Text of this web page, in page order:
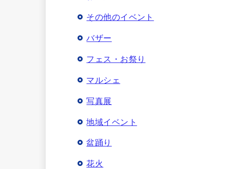
その他のイベント
バザー
フェス・お祭り
マルシェ
写真展
地域イベント
盆踊り
花火